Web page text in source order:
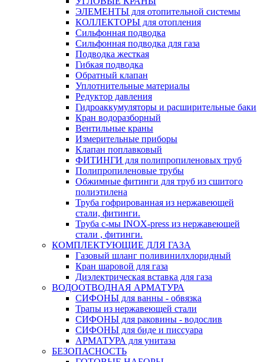
ЭЛЕМЕНТЫ для отопительной системы
КОЛЛЕКТОРЫ для отопления
Сильфонная подводка
Cильфонная подводка для газа
Подводка жесткая
Гибкая подводка
Обратный клапан
Уплотнительные материалы
Редуктор давления
Гидроаккумуляторы и расширительные баки
Кран водоразборный
Вентильные краны
Измерительные приборы
Клапан поплавковый
ФИТИНГИ для полипропиленовых труб
Полипропиленовые трубы
Обжимные фитинги для труб из сшитого
полиэтилена
Труба гофрированная из нержавеющей
стали, фитинги.
Труба с-мы INOX-press из нержавеющей
стали , фитинги.
КОМПЛЕКТУЮЩИЕ ДЛЯ ГАЗА
Газовый шланг поливинилхлоридный
Кран шаровой для газа
Диэлектрическая вставка для газа
ВОДООТВОДНАЯ АРМАТУРА
СИФОНЫ для ванны - обвязка
Трапы из нержавеющей стали
СИФОНЫ для раковины - водослив
СИФОНЫ для биде и писсуара
АРМАТУРА для унитаза
БЕЗОПАСНОСТЬ